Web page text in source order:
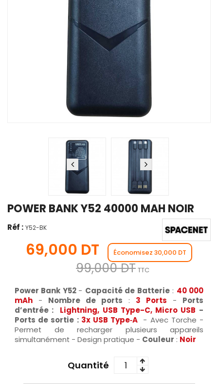
POWER BANK Y52 40000 MAH NOIR
Réf : Y52-BK
69,000 DT Économisez 30,000 DT
99,000 DT TTC
Power Bank Y52 - Capacité de Batterie: 40 000
mAh - Nombre de ports : 3 Ports - Ports
d’entrée :
Lightning, USB Type-C, Micro USB -
Ports de sortie : 3x USB Type‑A - Avec Torche -
Permet de recharger plusieurs appareils
simultanément - Design pratique - Couleur : Noir
Quantité